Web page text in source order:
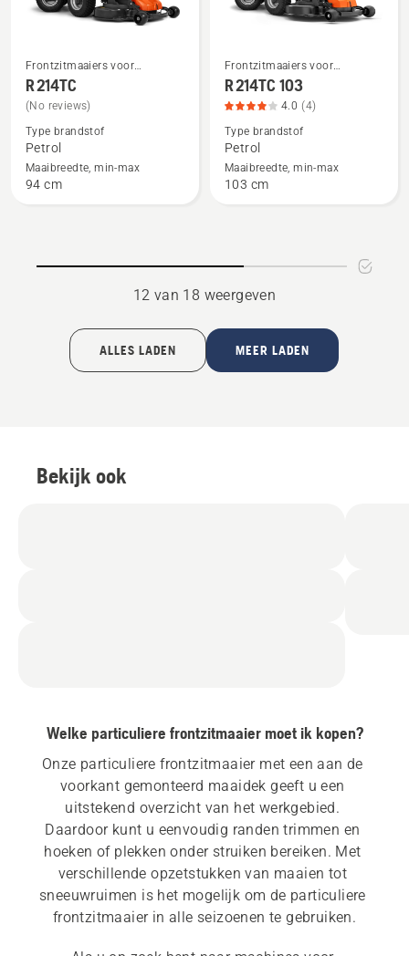
Bekijk
meer
details
over
R 214TC
Frontzitmaaiers voor
thuisgebruik
R 214TC
(No reviews)
Type brandstof
Petrol
Maaibreedte, min-max
94 cm
Bekijk
meer
details
over
R 214TC 103,
productbeoordeling
Frontzitmaaiers voor
thuisgebruik
R 214TC 103
4.0 (4)
Type brandstof
Petrol
Maaibreedte, min-max
103 cm
12 van 18 weergeven
ALLES LADEN MEER LADEN
Bekijk ook
Welke particuliere frontzitmaaier moet ik kopen?
Onze particuliere frontzitmaaier met een aan de
voorkant gemonteerd maaidek geeft u een
uitstekend overzicht van het werkgebied.
Daardoor kunt u eenvoudig randen trimmen en
hoeken of plekken onder struiken bereiken. Met
verschillende opzetstukken van maaien tot
sneeuwruimen is het mogelijk om de particuliere
frontzitmaaier in alle seizoenen te gebruiken.